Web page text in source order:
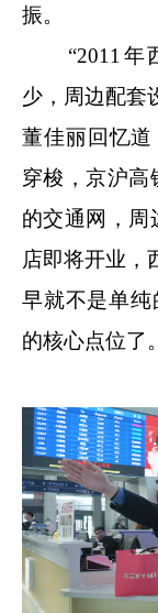
振。
“2011年西
少，周边配套
董佳丽回忆
穿梭，京沪高
的交通网，周
店即将开业，
早就不是单纯
的核心点位了